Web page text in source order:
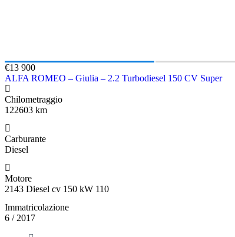
€13 900
ALFA ROMEO – Giulia – 2.2 Turbodiesel 150 CV Super
Chilometraggio
122603 km
Carburante
Diesel
Motore
2143 Diesel cv 150 kW 110
Immatricolazione
6 / 2017